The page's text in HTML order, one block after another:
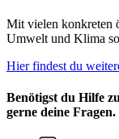
Mit vielen konkreten
Umwelt und Klima
Hier findest du
Benötigst du Hilfe
gerne deine Fragen.